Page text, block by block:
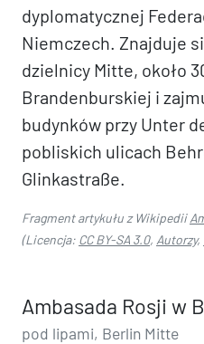
dyplomatycznej
Niemczech. Znajduje
dzielnicy Mitte, około
Brandenburskiej i
budynków przy Unter
pobliskich ulicach
Glinkastraße.
Fragment artykułu z Wikipedii
(Licencja: CC BY-SA 3.0, Autorzy,
Ambasada Rosji w
pod lipami, Berlin Mitte